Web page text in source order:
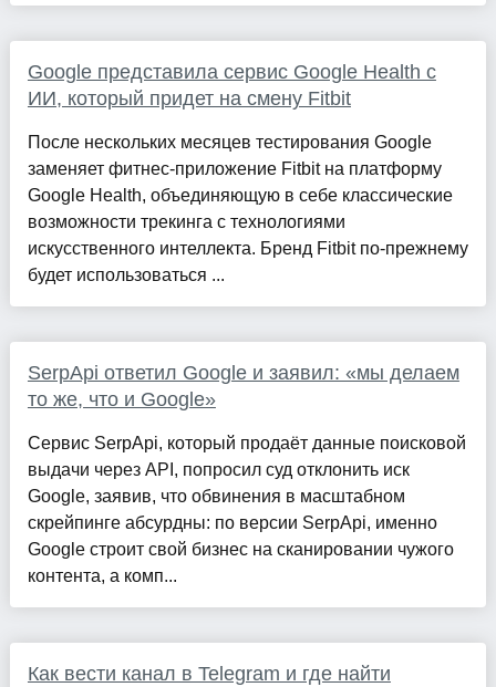
Google представила сервис Google Health с
ИИ, который придет на смену Fitbit
После нескольких месяцев тестирования Google
заменяет фитнес-приложение Fitbit на платформу
Google Health, объединяющую в себе классические
возможности трекинга с технологиями
искусственного интеллекта. Бренд Fitbit по-прежнему
будет использоваться ...
SerpApi ответил Google и заявил: «мы делаем
то же, что и Google»
Сервис SerpApi, который продаёт данные поисковой
выдачи через API, попросил суд отклонить иск
Google, заявив, что обвинения в масштабном
скрейпинге абсурдны: по версии SerpApi, именно
Google строит свой бизнес на сканировании чужого
контента, а комп...
Как вести канал в Telegram и где найти